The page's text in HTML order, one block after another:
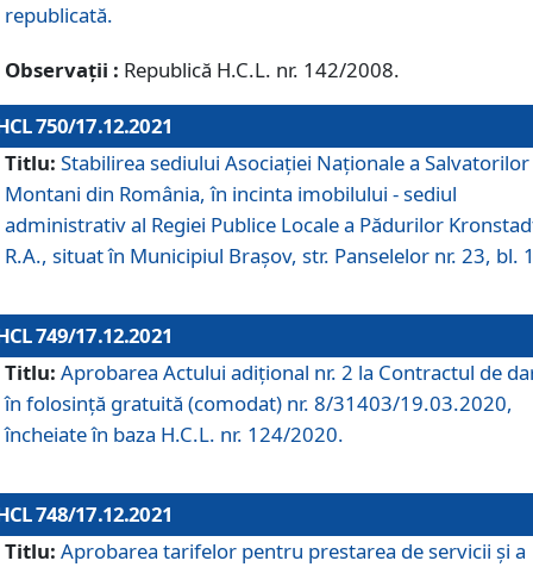
republicată.
Observații : Republică H.C.L. nr. 142/2008.
750/17.12.2021
Titlu: Stabilirea sediului Asociației Naționale a Salvatorilor
Montani din România, în incinta imobilului - sediul
administrativ al Regiei Publice Locale a Pădurilor
R.A., situat în Municipiul Braşov, str. Panselelor nr. 23, bl.
749/17.12.2021
Titlu: Aprobarea Actului adițional nr. 2 la Contractul de
în folosință gratuită (comodat) nr. 8/31403/19.03.2020,
încheiate în baza H.C.L. nr. 124/2020.
748/17.12.2021
Titlu: Aprobarea tarifelor pentru prestarea de servicii şi a